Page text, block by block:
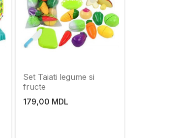
Set Taiati legume si
fructe
179,00 MDL